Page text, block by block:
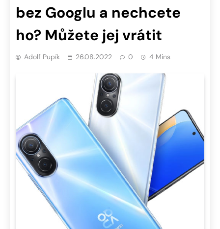
bez Googlu a nechcete
ho? Můžete jej vrátit
Adolf Pupík 26.08.2022 0 4 Mins